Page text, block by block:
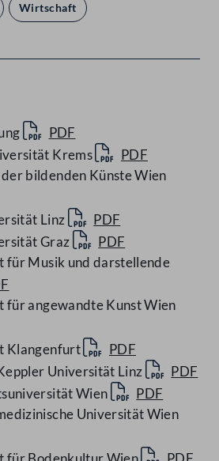
Wirtschaft
PDF
Krems
PDF
bildenden Künste Wien
Linz
PDF
Graz
PDF
für Musik und darstellende
für angewandte Kunst Wien
Klangenfurt
PDF
Universität Linz
PDF
Wien
PDF
Universität Wien